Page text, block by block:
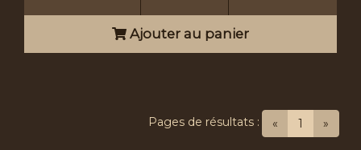
Ajouter au panier
« 1 (current)
»
Pages de résultats :